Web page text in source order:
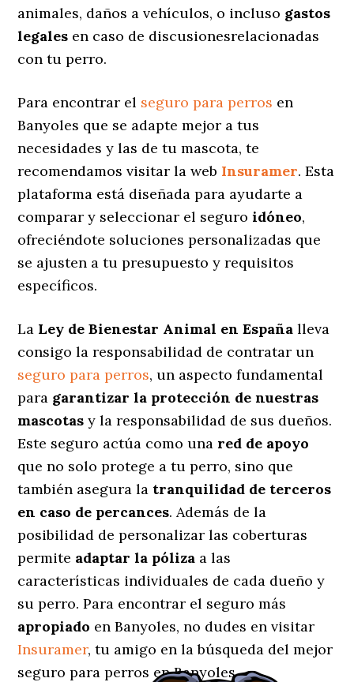
animales, daños a vehículos, o incluso gastos
legales en caso de discusionesrelacionadas
con tu perro.
Para encontrar el seguro para perros en
Banyoles que se adapte mejor a tus
necesidades y las de tu mascota, te
recomendamos visitar la web Insuramer. Esta
plataforma está diseñada para ayudarte a
comparar y seleccionar el seguroidóneo,
ofreciéndote soluciones personalizadas que
se ajusten a tu presupuesto y requisitos
específicos.
La Ley de Bienestar Animal en España lleva
consigo la responsabilidad de contratar un
seguro para perros, un aspecto fundamental
para garantizar la protección de nuestras
mascotas y la responsabilidad de sus dueños.
Este seguro actúa como una red de apoyo
que no solo protege a tu perro, sino que
también asegura la tranquilidad de terceros
en caso de percances. Además de la
posibilidad de personalizar las coberturas
permite adaptar la póliza a las
características individuales de cada dueño y
su perro. Para encontrar el seguro más
apropiado en Banyoles, no dudes en visitar
Insuramer, tu amigo en la búsqueda del mejor
seguro para perros en Banyoles.